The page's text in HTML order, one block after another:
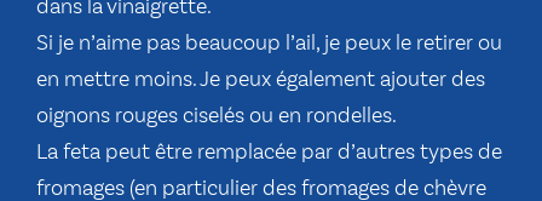
dans la vinaigrette.
Si je n’aime pas beaucoup l’ail, je peux le retirer ou
en mettre moins. Je peux également ajouter des
oignons rouges ciselés ou en rondelles.
La feta peut être remplacée par d’autres types de
fromages (en particulier des fromages de chèvre